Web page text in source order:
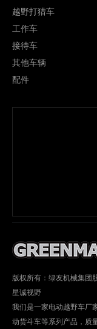
越野打猎车
工作车
接待车
其他车辆
配件
版权所有：绿友机械集团
星诚视野
我们是一家电动越野车厂
动货斗车等系列产品，质